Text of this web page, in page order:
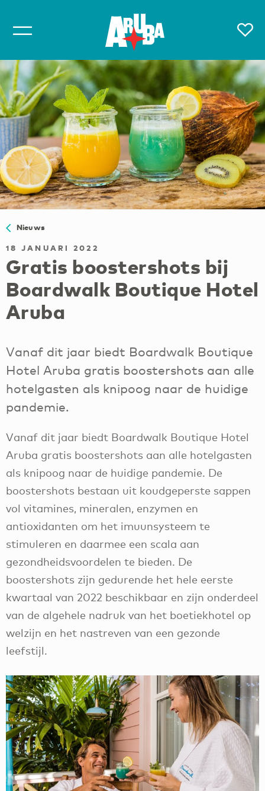
Nieuws
18 JANUARI 2022
Gratis boostershots bij
Boardwalk Boutique Hotel
Aruba
Vanaf dit jaar biedt Boardwalk Boutique
Hotel Aruba gratis boostershots aan alle
hotelgasten als knipoog naar de huidige
pandemie.
Vanaf dit jaar biedt Boardwalk Boutique Hotel
Aruba gratis boostershots aan alle hotelgasten
als knipoog naar de huidige pandemie. De
boostershots bestaan uit koudgeperste sappen
vol vitamines, mineralen, enzymen en
antioxidanten om het imuunsysteem te
stimuleren en daarmee een scala aan
gezondheidsvoordelen te bieden. De
boostershots zijn gedurende het hele eerste
kwartaal van 2022 beschikbaar en zijn onderdeel
van de algehele nadruk van het boetiekhotel op
welzijn en het nastreven van een gezonde
leefstijl.